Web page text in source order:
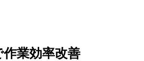
業効率改善